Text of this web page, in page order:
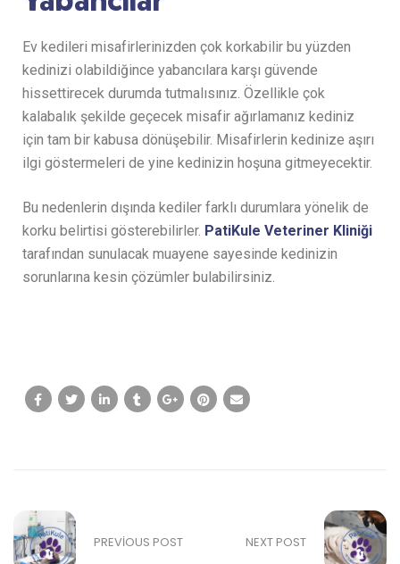
Ev kedileri misafirlerinizden çok korkabilir bu yüzden
kedinizi olabildiğince yabancılara karşı güvende
hissettirecek durumda tutmalısınız. Özellikle çok
kalabalık şekilde geçecek misafir ağırlamanız kediniz
için tam bir kabusa dönüşebilir. Misafirlerin kedinize aşırı
ilgi göstermeleri de yine kedinizin hoşuna gitmeyecektir.
Bu nedenlerin dışında kediler farklı durumlara yönelik de
korku belirtisi gösterebilirler. PatiKule Veteriner Kliniği
tarafından sunulacak muayene sayesinde kedinizin
sorunlarına kesin çözümler bulabilirsiniz.
PREVIOUS POST NEXT POST